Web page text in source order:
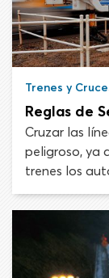
Trenes y
Reglas de
Cruzar las
peligroso, ya
trenes los
peor parte en
tengas un
situaciones,